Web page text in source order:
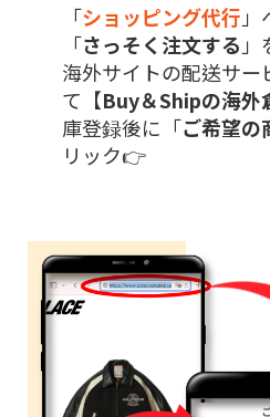
「ショッピング代行
「さっそく注文する
海外サイトの配送サー
て【Buy＆Shipの海外
庫登録後に「ご希望の
リック👉